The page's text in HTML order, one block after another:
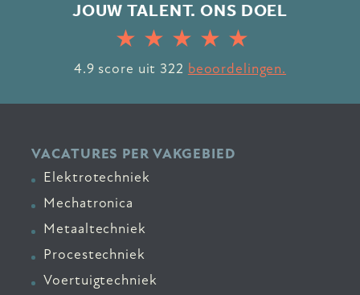
JOUW TALENT. ONS DOEL
4.9 score uit 322 beoordelingen.
VACATURES PER VAKGEBIED
Elektrotechniek
Mechatronica
Metaaltechniek
Procestechniek
Voertuigtechniek